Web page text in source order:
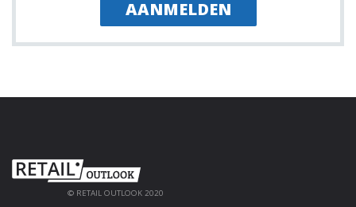
AANMELDEN
© RETAIL OUTLOOK 2020